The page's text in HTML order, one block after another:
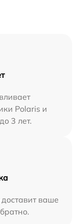
Polaris и
3 лет.
ваше